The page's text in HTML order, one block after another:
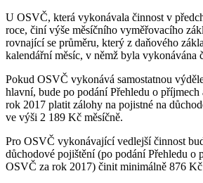
U OSVČ, která vykonávala činnost v
roce, činí výše měsíčního vyměřovacího
rovnající se průměru, který z daňového
kalendářní měsíc, v němž byla vykonávána
Pokud OSVČ vykonává samostatnou
hlavní, bude po podání Přehledu o
rok 2017 platit zálohy na pojistné na
ve výši 2 189 Kč měsíčně.
Pro OSVČ vykonávající vedlejší činnost
důchodové pojištění (po podání Přehledu o
OSVČ za rok 2017) činit minimálně 876 Kč